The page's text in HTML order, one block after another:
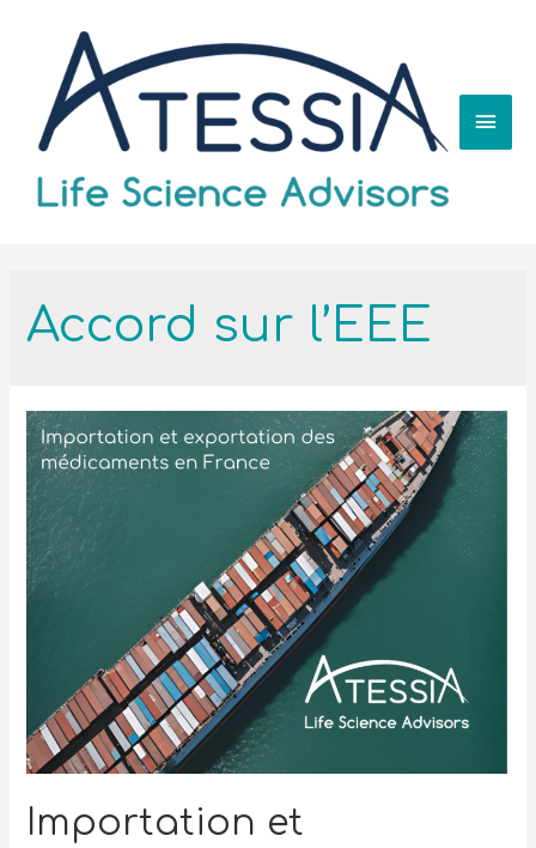
Accord sur l’EEE
Importation et